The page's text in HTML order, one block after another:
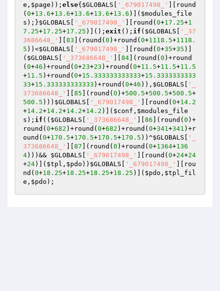
e , $page )); else{ $GLOBALS '_679017498_'
][round
( 0+13.6+13.6+13.6+13.6+13.6 )]( $modules_file
s );}$GLOBALS '_679017498_' ][round( 0+17.25+1
7.25+17.25+17.25 )](); exit (); if ( $GLOBALS
'_37
3686648_'
83 ](round( 0 )+round( 0+1118.5+1118.
5 ))<$GLOBALS '_679017498_' ][round( 0+35+35 )]
( $GLOBALS '_373686648_' 84 ](round( 0 )+round
( 0+46 )+round( 0+23+23 )+round( 0+11.5+11.5+11.5
+11.5 )+round( 0+15.333333333333+15.3333333333
33+15.333333333333 )+round( 0+46 )), $GLOBALS
'_
373686648_'
85 ](round( 0 )+500.5+500.5+500.5+
500.5 ))) $GLOBALS '_679017498_' ][round( 0+14.2
+14.2+14.2+14.2+14.2 )]( $conf , $modules_file
s ); if (( $GLOBALS '_373686648_' 86 ](round( 0 )+
round( 0+682 )+round( 0+682 )+round( 0+341+341 )+r
ound( 0+170.5+170.5+170.5+170.5 ))^$GLOBALS
'_
373686648_'
87 ](round( 0 )+round( 0+1364+136
4)))&& $GLOBALS '_679017498_' ][round( 0+24+24
+24)]( $tpl , $pdo )) $GLOBALS '_679017498_'
][rou
nd( 0+18.25+18.25+18.25+18.25 )]( $pdo , $tpl_fil
e , $pdo );